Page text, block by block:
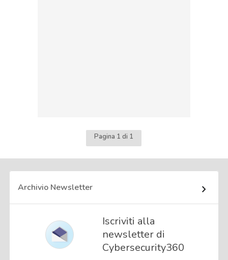
Pagina 1 di 1
Archivio Newsletter
Iscriviti alla
newsletter di
Cybersecurity360